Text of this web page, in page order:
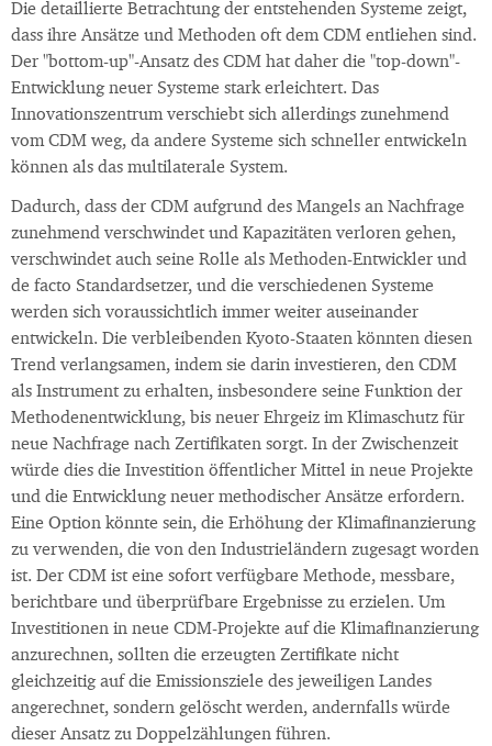
Die detaillierte Betrachtung der entstehenden Systeme zeigt,
dass ihre Ansätze und Methoden oft dem CDM entliehen sind.
Der "bottom-up"-Ansatz des CDM hat daher die "top-down"-
Entwicklung neuer Systeme stark erleichtert. Das
Innovationszentrum verschiebt sich allerdings zunehmend
vom CDM weg, da andere Systeme sich schneller entwickeln
können als das multilaterale System.
Dadurch, dass der CDM aufgrund des Mangels an Nachfrage
zunehmend verschwindet und Kapazitäten verloren gehen,
verschwindet auch seine Rolle als Methoden-Entwickler und
de facto Standardsetzer, und die verschiedenen Systeme
werden sich voraussichtlich immer weiter auseinander
entwickeln. Die verbleibenden Kyoto-Staaten könnten diesen
Trend verlangsamen, indem sie darin investieren, den CDM
als Instrument zu erhalten, insbesondere seine Funktion der
Methodenentwicklung, bis neuer Ehrgeiz im Klimaschutz für
neue Nachfrage nach Zertifikaten sorgt. In der Zwischenzeit
würde dies die Investition öffentlicher Mittel in neue Projekte
und die Entwicklung neuer methodischer Ansätze erfordern.
Eine Option könnte sein, die Erhöhung der Klimafinanzierung
zu verwenden, die von den Industrieländern zugesagt worden
ist. Der CDM ist eine sofort verfügbare Methode, messbare,
berichtbare und überprüfbare Ergebnisse zu erzielen. Um
Investitionen in neue CDM-Projekte auf die Klimafinanzierung
anzurechnen, sollten die erzeugten Zertifikate nicht
gleichzeitig auf die Emissionsziele des jeweiligen Landes
angerechnet, sondern gelöscht werden, andernfalls würde
dieser Ansatz zu Doppelzählungen führen.